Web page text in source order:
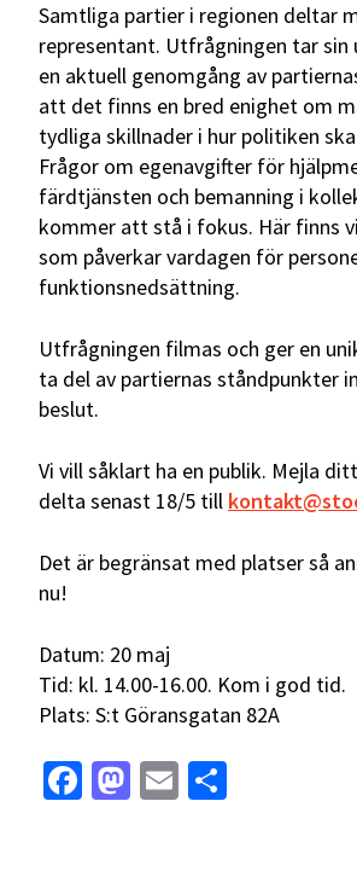
Samtliga partier i regionen deltar
representant. Utfrågningen tar sin
en aktuell genomgång av
att det finns en bred enighet om
tydliga skillnader i hur politiken
Frågor om egenavgifter för
färdtjänsten och bemanning i
kommer att stå i fokus. Här finns
som påverkar vardagen för
funktionsnedsättning.
Utfrågningen filmas och ger en
ta del av partiernas ståndpunkter
beslut.
Vi vill såklart ha en publik. Mejla
delta senast 18/5 till
Det är begränsat med platser så
nu!
Datum: 20 maj
Tid: kl. 14.00-16.00. Kom i god tid.
Plats: S:t Göransgatan 82A
Facebook
Mastodon
Email